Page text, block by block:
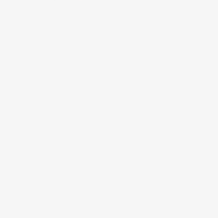
überhaupt
dabei, das Thema präsent
für den Alltag:
oder Fairness?
Entscheidend ist die
sie Distanz, Unsicherheit oder
auch Service-
werden. Unterschiedliche
werden.
werden.